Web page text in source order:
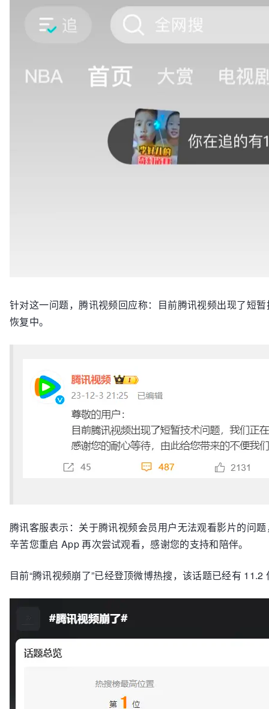
针对这一问题，腾讯视频回应称：目前腾讯视频出现了短
恢复中。
腾讯客服表示：关于腾讯视频会员用户无法观看影片的问
辛苦您重启 App 再次尝试观看，感谢您的支持和陪伴。
目前“腾讯视频崩了”已经登顶微博热搜，该话题已经有